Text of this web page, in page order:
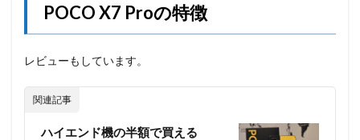
POCO X7 Proの特徴
レビューもしています。
関連記事
ハイエンド機の半額で買える